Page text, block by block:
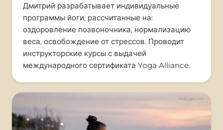
Дмитрий разрабатывает индивидуальные
программы йоги, рассчитанные на:
оздоровление позвоночника, нормализацию
веса, освобождение от стрессов. Проводит
инструкторские курсы с выдачей
международного сертификата Yoga Alliance.